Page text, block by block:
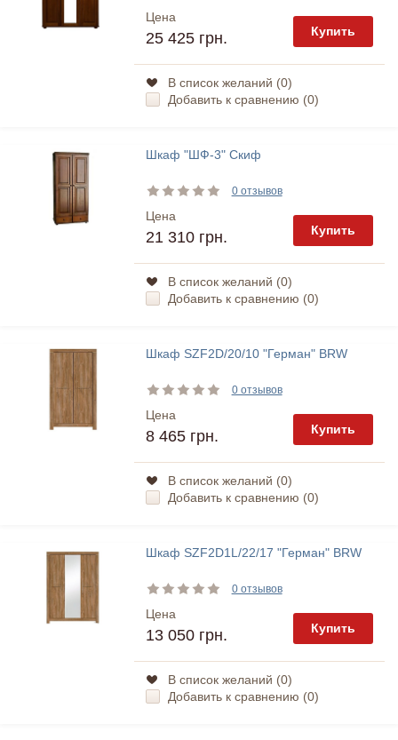
Цена
25 425 грн. Купить
В список желаний (0)
Добавить к сравнению (0)
Шкаф "ШФ-3" Скиф
0 отзывов
Цена
21 310 грн. Купить
В список желаний (0)
Добавить к сравнению (0)
Шкаф SZF2D/20/10 "Герман" BRW
0 отзывов
Цена
8 465 грн. Купить
В список желаний (0)
Добавить к сравнению (0)
Шкаф SZF2D1L/22/17 "Герман" BRW
0 отзывов
Цена
13 050 грн. Купить
В список желаний (0)
Добавить к сравнению (0)